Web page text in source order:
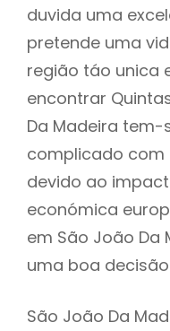
duvida uma
pretende uma
região táo unica
encontrar
Da Madeira
complicado
devido ao
económica
em São João Da
uma boa
São João Da